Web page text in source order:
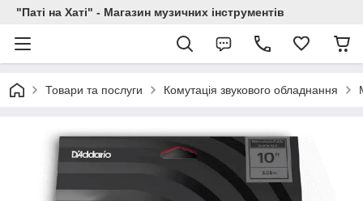
"Паті на Хаті" - Магазин музичних інструментів
Товари та послуги Комутація звукового обладнання